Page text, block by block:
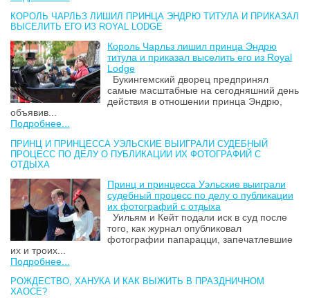
КОРОЛЬ ЧАРЛЬЗ ЛИШИЛ ПРИНЦА ЭНДРЮ ТИТУЛА И ПРИКАЗАЛ
ВЫСЕЛИТЬ ЕГО ИЗ ROYAL LODGE
Король Чарльз лишил принца Эндрю
титула и приказал выселить его из Royal
Lodge
Букингемский дворец предпринял
самые масштабные на сегодняшний день
действия в отношении принца Эндрю,
объявив...
Подробнее...
ПРИНЦ И ПРИНЦЕССА УЭЛЬСКИЕ ВЫИГРАЛИ СУДЕБНЫЙ
ПРОЦЕСС ПО ДЕЛУ О ПУБЛИКАЦИИ ИХ ФОТОГРАФИЙ С
ОТДЫХА
Принц и принцесса Уэльские выиграли
судебный процесс по делу о публикации
их фотографий с отдыха
Уильям и Кейт подали иск в суд после
того, как журнал опубликовал
фотографии папарацци, запечатлевшие
их и троих...
Подробнее...
РОЖДЕСТВО, ХАНУКА И КАК ВЫЖИТЬ В ПРАЗДНИЧНОМ
ХАОСЕ?